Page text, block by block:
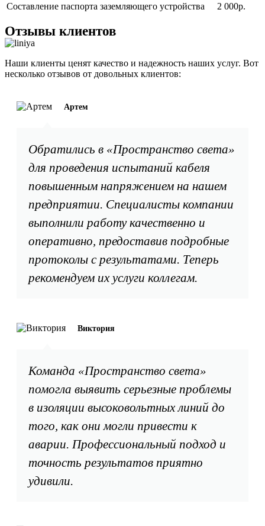
Составление паспорта заземляющего устройства
2 000р.
Отзывы клиентов
Наши клиенты ценят качество и надежность наших услуг. Вот
несколько отзывов от довольных клиентов:
Обратились в «Пространство света»
для проведения испытаний кабеля
повышенным напряжением на нашем
предприятии. Специалисты компании
выполнили работу качественно и
оперативно, предоставив подробные
протоколы с результатами. Теперь
рекомендуем их услуги коллегам.
Артем
Команда «Пространство света»
помогла выявить серьезные проблемы
в изоляции высоковольтных линий до
того, как они могли привести к
аварии. Профессиональный подход и
точность результатов приятно
удивили.
Виктория